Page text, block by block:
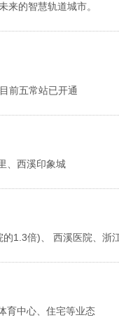
来的智慧轨道城市。
前五常站已开通
、西溪印象城
1.3倍)、 西溪医院、
育中心、住宅等业态